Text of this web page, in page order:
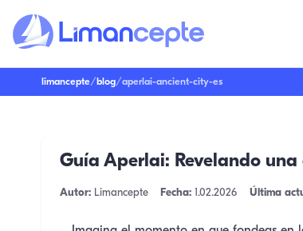
limancepte/ blog/aperlai-ancient-city-es
Guía Aperlai: Revelando
Autor:Limancepte Fecha: 1.02.2026 Última